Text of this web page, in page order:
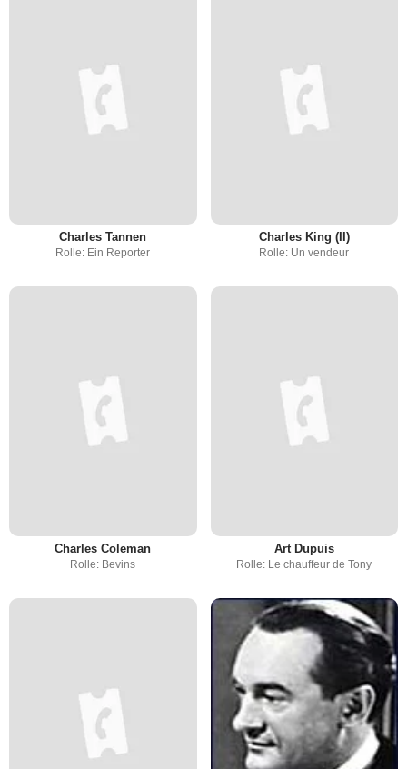
Charles Tannen
Rolle: Ein Reporter
Charles King (II)
Rolle: Un vendeur
Charles Coleman
Rolle: Bevins
Art Dupuis
Rolle: Le chauffeur de Tony